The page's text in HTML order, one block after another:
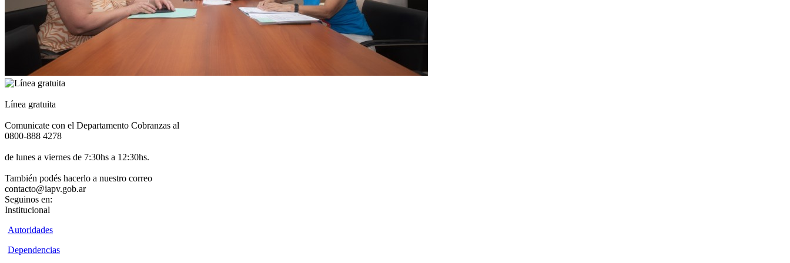
Línea gratuita
Comunicate con el Departamento Cobranzas al
0800-888 4278
de lunes a viernes de 7:30hs a 12:30hs.
También podés hacerlo a nuestro correo
contacto@iapv.gob.ar
Seguinos en:
Institucional
Autoridades
Dependencias